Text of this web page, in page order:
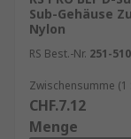
Sub-Gehäuse
Nylon
RS Best.-Nr. 251-510
Zwischensumme (1
CHF.7.12
Menge